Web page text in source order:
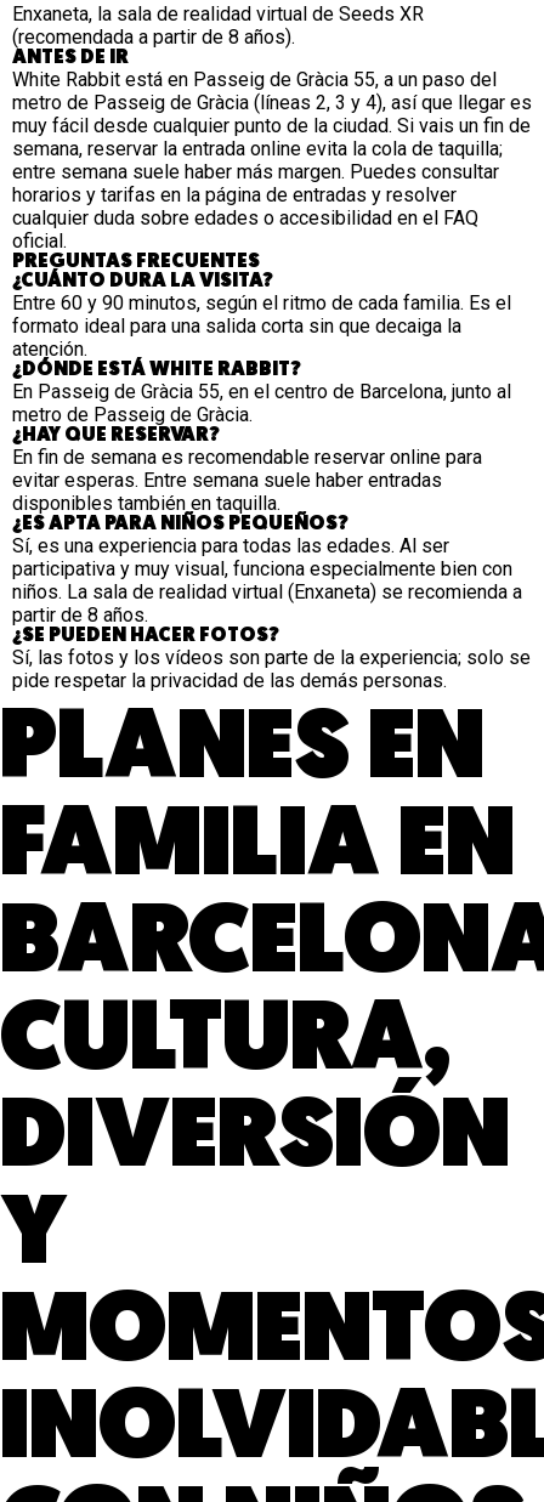
Enxaneta, la sala de realidad virtual de Seeds XR
(recomendada a partir de 8 años).
ANTES DE IR
White Rabbit está en Passeig de Gràcia 55, a un paso del
metro de Passeig de Gràcia (líneas 2, 3 y 4), así que llegar es
muy fácil desde cualquier punto de la ciudad. Si vais un fin de
semana, reservar la entrada online evita la cola de taquilla;
entre semana suele haber más margen. Puedes consultar
horarios y tarifas en la página de entradas y resolver
cualquier duda sobre edades o accesibilidad en el FAQ
oficial.
PREGUNTAS FRECUENTES
¿CUÁNTO DURA LA VISITA?
Entre 60 y 90 minutos, según el ritmo de cada familia. Es el
formato ideal para una salida corta sin que decaiga la
atención.
¿DÓNDE ESTÁ WHITE RABBIT?
En Passeig de Gràcia 55, en el centro de Barcelona, junto al
metro de Passeig de Gràcia.
¿HAY QUE RESERVAR?
En fin de semana es recomendable reservar online para
evitar esperas. Entre semana suele haber entradas
disponibles también en taquilla.
¿ES APTA PARA NIÑOS PEQUEÑOS?
Sí, es una experiencia para todas las edades. Al ser
participativa y muy visual, funciona especialmente bien con
niños. La sala de realidad virtual (Enxaneta) se recomienda a
partir de 8 años.
¿SE PUEDEN HACER FOTOS?
Sí, las fotos y los vídeos son parte de la experiencia; solo se
pide respetar la privacidad de las demás personas.
PLANES EN
FAMILIA EN
CULTURA,
DIVERSIÓN
Y